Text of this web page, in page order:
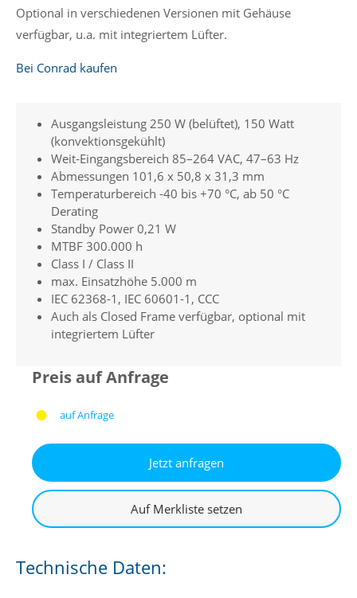
Optional in verschiedenen Versionen mit Gehäuse
verfügbar, u.a. mit integriertem Lüfter.
Bei Conrad kaufen
Ausgangsleistung 250 W (belüftet), 150 Watt
(konvektionsgekühlt)
Weit-Eingangsbereich 85–264 VAC, 47–63 Hz
Abmessungen 101,6 x 50,8 x 31,3 mm
Temperaturbereich -40 bis +70 °C, ab 50 °C
Derating
Standby Power 0,21 W
MTBF 300.000 h
Class I / Class II
max. Einsatzhöhe 5.000 m
IEC 62368-1, IEC 60601-1, CCC
Auch als Closed Frame verfügbar, optional mit
integriertem Lüfter
Preis auf Anfrage
auf Anfrage
Technische Daten: